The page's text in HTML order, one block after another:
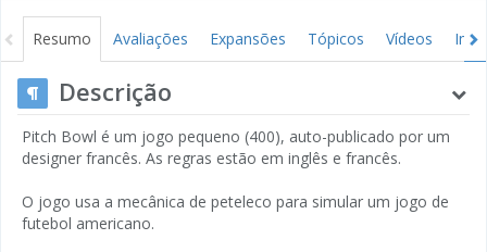
Resumo Avaliações Expansões Tópicos Vídeos
Descrição
Pitch Bowl é um jogo pequeno (400), auto-publicado por um
designer francês. As regras estão em inglês e francês.
O jogo usa a mecânica de peteleco para simular um jogo de
futebol americano.